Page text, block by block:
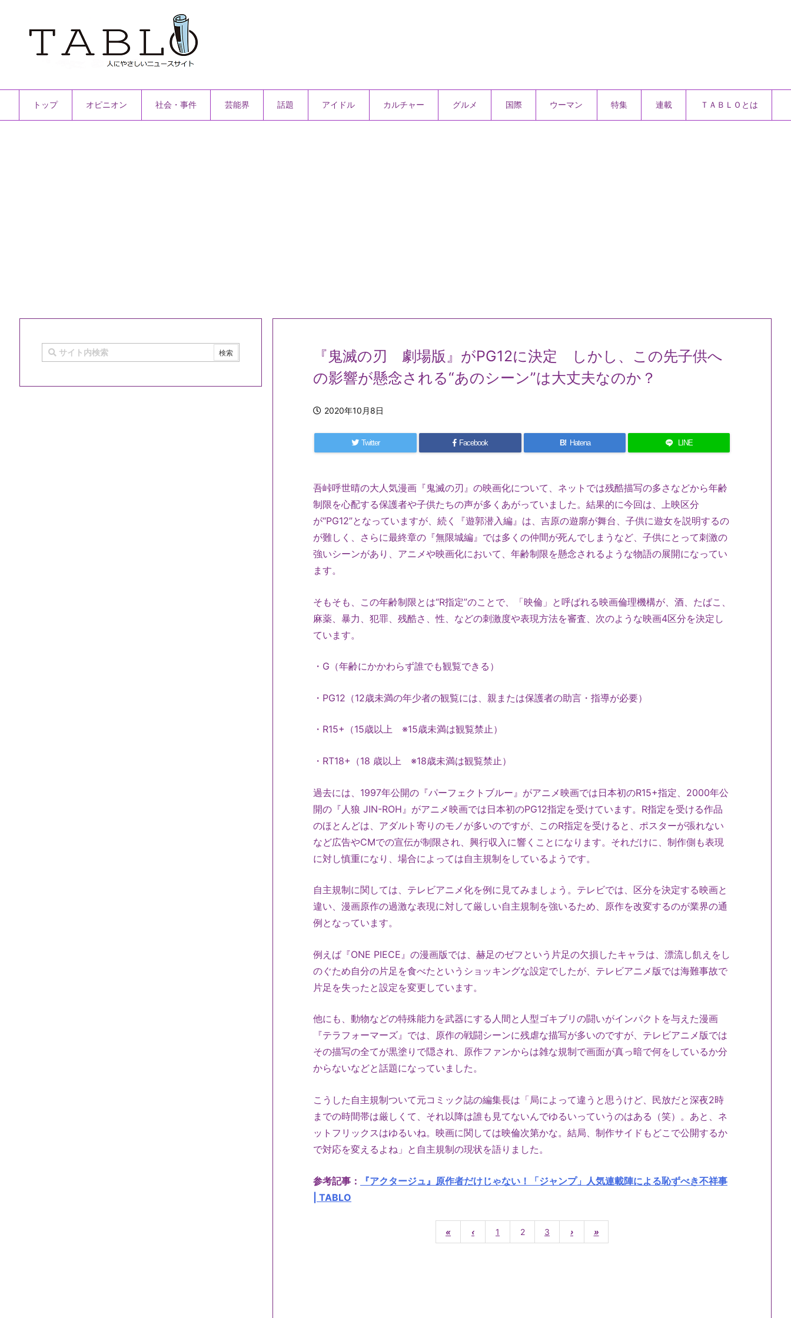
トップ オピニオン 社会・事件 芸能界 話題 アイドル カルチャー グルメ 国際 ウーマン 特集 連載 ＴＡＢＬＯとは
『鬼滅の刃 劇場版』がPG12に決定 しかし、この先子供へ
の影響が懸念される“あのシーン”は大丈夫なのか？
2020年10月8日
Twitter Facebook B! Hatena LINE
吾峠呼世晴の大人気漫画『鬼滅の刃』の映画化について、ネットでは残酷描写の多さなどから年齢
制限を心配する保護者や子供たちの声が多くあがっていました。結果的に今回は、上映区分
が“PG12”となっていますが、続く『遊郭潜入編』は、吉原の遊廓が舞台、子供に遊女を説明するの
が難しく、さらに最終章の『無限城編』では多くの仲間が死んでしまうなど、子供にとって刺激の
強いシーンがあり、アニメや映画化において、年齢制限を懸念されるような物語の展開になってい
ます。
そもそも、この年齢制限とは“R指定”のことで、「映倫」と呼ばれる映画倫理機構が、酒、たばこ、
麻薬、暴力、犯罪、残酷さ、性、などの刺激度や表現方法を審査、次のような映画4区分を決定し
ています。
・G（年齢にかかわらず誰でも観覧できる）
・PG12（12歳未満の年少者の観覧には、親または保護者の助言・指導が必要）
・R15+（15歳以上 ※15歳未満は観覧禁止）
・RT18+（18 歳以上 ※18歳未満は観覧禁止）
過去には、1997年公開の『パーフェクトブルー』がアニメ映画では日本初のR15+指定、2000年公
開の『人狼 JIN-ROH』がアニメ映画では日本初のPG12指定を受けています。R指定を受ける作品
のほとんどは、アダルト寄りのモノが多いのですが、このR指定を受けると、ポスターが張れない
など広告やCMでの宣伝が制限され、興行収入に響くことになります。それだけに、制作側も表現
に対し慎重になり、場合によっては自主規制をしているようです。
自主規制に関しては、テレビアニメ化を例に見てみましょう。テレビでは、区分を決定する映画と
違い、漫画原作の過激な表現に対して厳しい自主規制を強いるため、原作を改変するのが業界の通
例となっています。
例えば『ONE PIECE』の漫画版では、赫足のゼフという片足の欠損したキャラは、漂流し飢えをし
のぐため自分の片足を食べたというショッキングな設定でしたが、テレビアニメ版では海難事故で
片足を失ったと設定を変更しています。
他にも、動物などの特殊能力を武器にする人間と人型ゴキブリの闘いがインパクトを与えた漫画
『テラフォーマーズ』では、原作の戦闘シーンに残虐な描写が多いのですが、テレビアニメ版では
その描写の全てが黒塗りで隠され、原作ファンからは雑な規制で画面が真っ暗で何をしているか分
からないなどと話題になっていました。
こうした自主規制ついて元コミック誌の編集長は「局によって違うと思うけど、民放だと深夜2時
までの時間帯は厳しくて、それ以降は誰も見てないんでゆるいっていうのはある（笑）。あと、ネ
ットフリックスはゆるいね。映画に関しては映倫次第かな。結局、制作サイドもどこで公開するか
で対応を変えるよね」と自主規制の現状を語りました。
参考記事：
『アクタージュ』原作者だけじゃない！「ジャンプ」人気連載陣による恥ずべき不祥事
| TABLO
« ‹ 1 2 3 › »